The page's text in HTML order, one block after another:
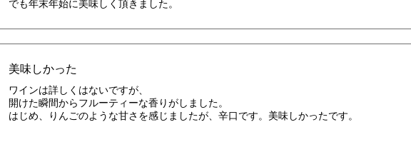
でも年末年始に美味しく頂きました。
美味しかった
ワインは詳しくはないですが、
開けた瞬間からフルーティーな香りがしました。
はじめ、りんごのような甘さを感じましたが、辛口です。美味しかったです。